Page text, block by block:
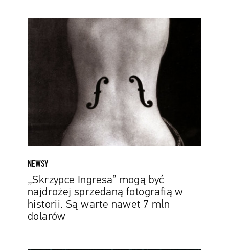
warte
nawet
mln
dolarów
NEWSY
„Skrzypce Ingresa” mogą być
najdrożej sprzedaną fotografią w
historii. Są warte nawet 7 mln
dolarów